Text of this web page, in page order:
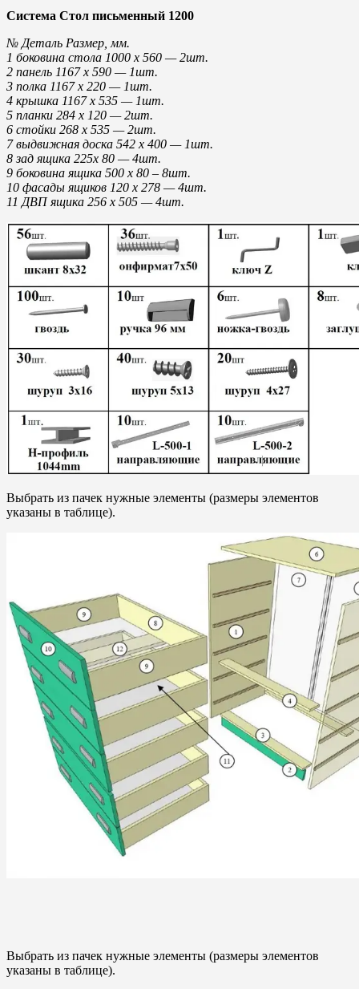
Система Стол письменный 1200
№ Деталь Размер, мм.
1 боковина стола 1000 х 560 — 2шт.
2 панель 1167 х 590 — 1шт.
3 полка 1167 х 220 — 1шт.
4 крышка 1167 х 535 — 1шт.
5 планки 284 х 120 — 2шт.
6 стойки 268 х 535 — 2шт.
7 выдвижная доска 542 х 400 — 1шт.
8 зад ящика 225х 80 — 4шт.
9 боковина ящика 500 х 80 – 8шт.
10 фасады ящиков 120 х 278 — 4шт.
11 ДВП ящика 256 х 505 — 4шт.
Выбрать из пачек нужные элементы (размеры элементов
указаны в таблице).
Выбрать из пачек нужные элементы (размеры элементов
указаны в таблице).